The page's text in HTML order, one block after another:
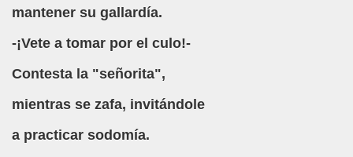
mantener su gallardía.
-¡Vete a tomar por el culo!-
Contesta la "señorita",
mientras se zafa, invitándole
a practicar sodomía.